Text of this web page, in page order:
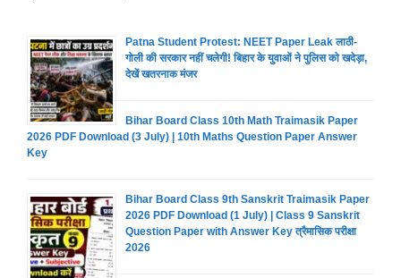
Patna Student Protest: NEET Paper Leak लाठी-
गोली की सरकार नहीं चलेगी! बिहार के युवाओं ने पुलिस को खदेड़ा,
देखें खतरनाक मंजर
Bihar Board Class 10th Math Traimasik Paper
2026 PDF Download (3 July) | 10th Maths Question Paper Answer
Key
Bihar Board Class 9th Sanskrit Traimasik Paper
2026 PDF Download (1 July) | Class 9 Sanskrit
Question Paper with Answer Key त्रैमासिक परीक्षा
2026